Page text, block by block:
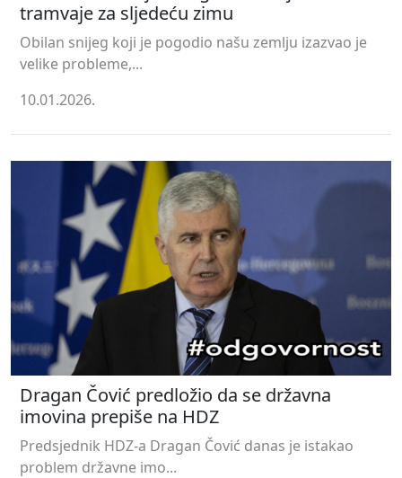
tramvaje za sljedeću zimu
Obilan snijeg koji je pogodio našu zemlju izazvao je
velike probleme,...
10.01.2026.
Dragan Čović predložio da se državna
imovina prepiše na HDZ
Predsjednik HDZ-a Dragan Čović danas je istakao
problem državne imo...